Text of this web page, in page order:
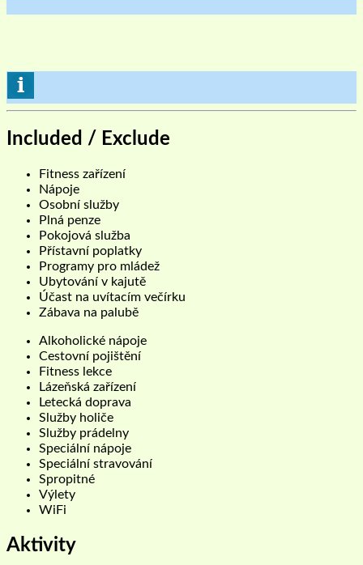
Included / Exclude
Fitness zařízení
Nápoje
Osobní služby
Plná penze
Pokojová služba
Přístavní poplatky
Programy pro mládež
Ubytování v kajutě
Účast na uvítacím večírku
Zábava na palubě
Alkoholické nápoje
Cestovní pojištění
Fitness lekce
Lázeňská zařízení
Letecká doprava
Služby holiče
Služby prádelny
Speciální nápoje
Speciální stravování
Spropitné
Výlety
WiFi
Aktivity